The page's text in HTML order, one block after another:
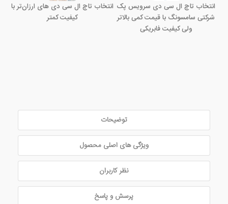
انتخاب تاچ ال سی دی سرویس پک
شرکتی سامسونگ با قیمت کمی بالاتر
ولی کیفیت فابریکی
انتخاب تاچ ال سی دی های ارزان‌تر با
کیفیت کمتر
توضیحات
ویژگی های اصلی محصول
نظر کاربران
پرسش و پاسخ